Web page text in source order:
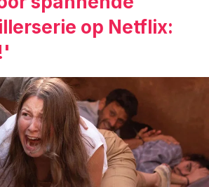
op Netflix: